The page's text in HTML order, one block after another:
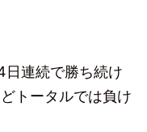
連続で勝ち続け
トータルでは負け